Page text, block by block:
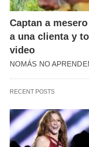
Captan a
a una clienta y
video
NOMÁS NO
RECENT POSTS